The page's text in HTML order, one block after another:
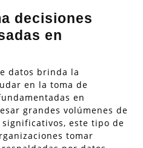
decisiones
en
datos brinda la
en la toma de
en
grandes volúmenes de
este tipo de
tomar